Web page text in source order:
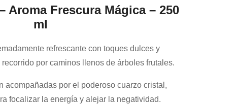
Aroma Frescura Mágica – 250
ml
refrescante con toques dulces y
por caminos llenos de árboles frutales.
acompañadas por el poderoso cuarzo cristal,
focalizar la energía y alejar la negatividad.